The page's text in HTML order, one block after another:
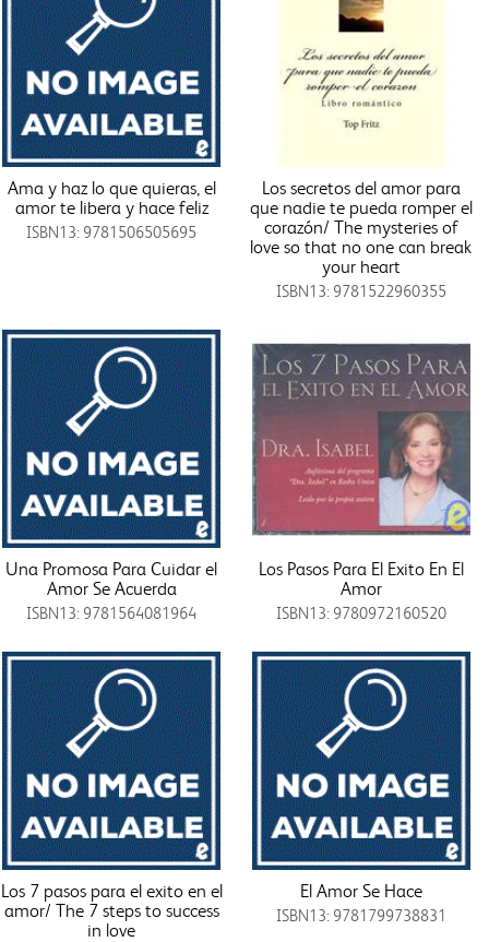
Ama y haz lo que quieras, el
amor te libera y hace feliz
ISBN13: 9781506505695
Los secretos del amor para
que nadie te pueda romper el
corazón/ The mysteries of
love so that no one can break
your heart
ISBN13: 9781522960355
Una Promosa Para Cuidar el
Amor Se Acuerda
ISBN13: 9781564081964
Los Pasos Para El Exito En El
Amor
ISBN13: 9780972160520
Los 7 pasos para el exito en el
amor/ The 7 steps to success
in love
El Amor Se Hace
ISBN13: 9781799738831